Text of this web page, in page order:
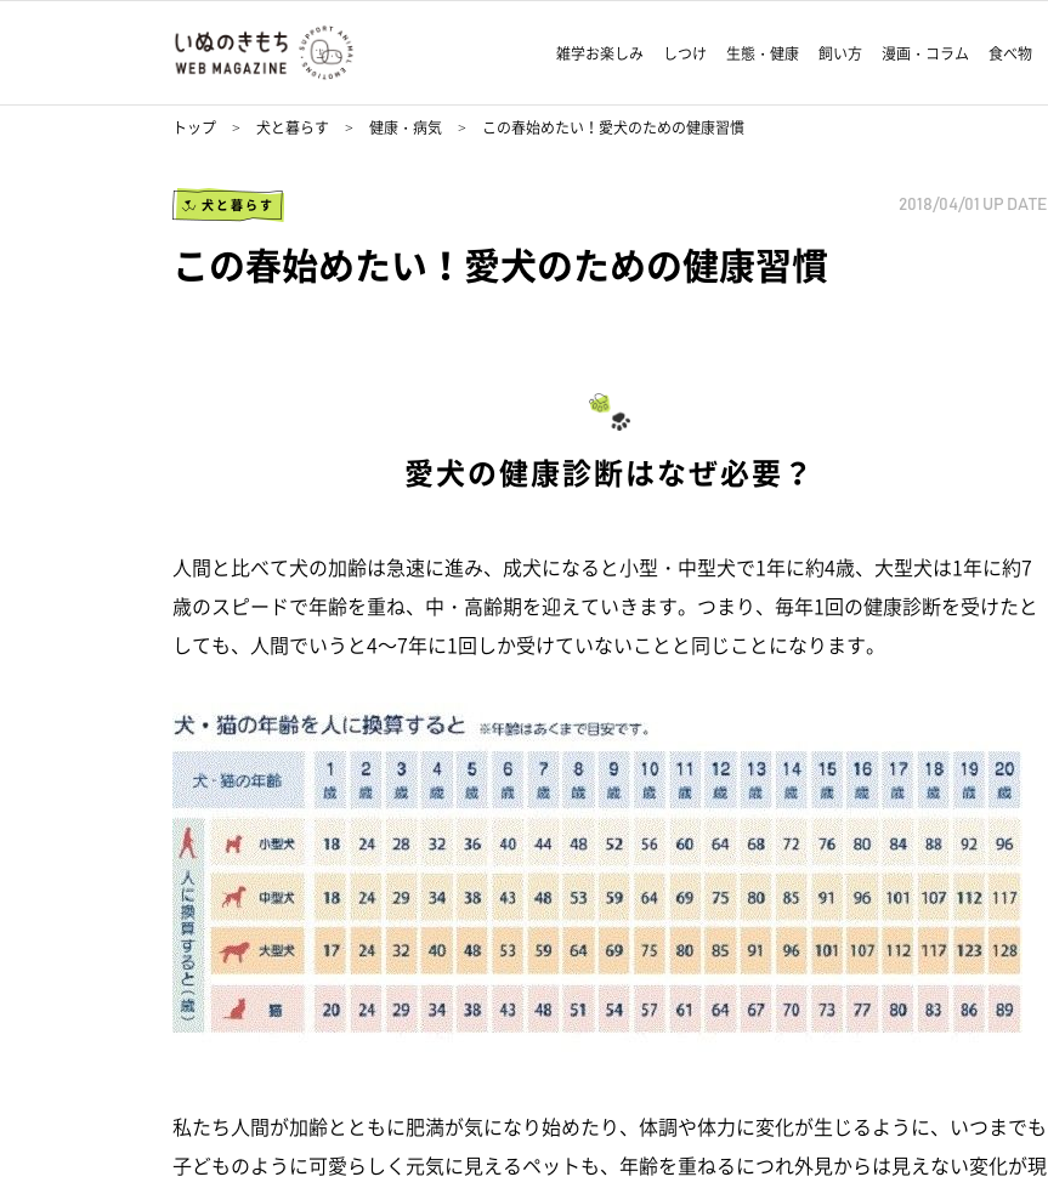
雑学お楽しみ しつけ 生態・健康 飼い方 漫画・コラム 食べ物
トップ 犬と暮らす 健康・病気 この春始めたい！愛犬のための健康習慣
犬と暮らす 2018/04/01 UP DATE
この春始めたい！愛犬のための健康習慣
愛犬の健康診断はなぜ必要？
人間と比べて犬の加齢は急速に進み、成犬になると小型・中型犬で1年に約4歳、大型犬は1年に約7
歳のスピードで年齢を重ね、中・高齢期を迎えていきます。つまり、毎年1回の健康診断を受けたと
しても、人間でいうと4～7年に1回しか受けていないことと同じことになります。
私たち人間が加齢とともに肥満が気になり始めたり、体調や体力に変化が生じるように、いつまでも
子どものように可愛らしく元気に見えるペットも、年齢を重ねるにつれ外見からは見えない変化が現